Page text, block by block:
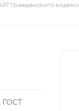
Гражданского
ГОСТ